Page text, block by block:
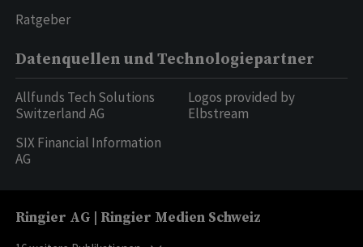
Ratgeber
Datenquellen und Technologiepartner
Allfunds Tech Solutions
Switzerland AG
SIX Financial Information
AG
Logos provided by
Elbstream
Ringier AG | Ringier Medien Schweiz